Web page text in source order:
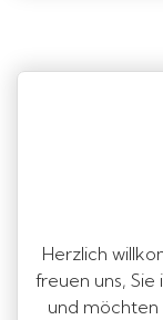
Herzlich
freuen uns,
und möchten